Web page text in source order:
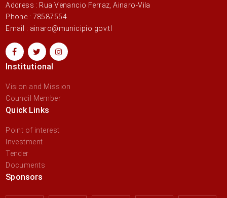
Address : Rua Venancio Ferraz, Ainaro-Vila
Phone : 78587554
Email : ainaro@municipio.gov.tl
Institutional
Vision and Mission
Council Member
Quick Links
Point of interest
Investment
Tender
Documents
Sponsors